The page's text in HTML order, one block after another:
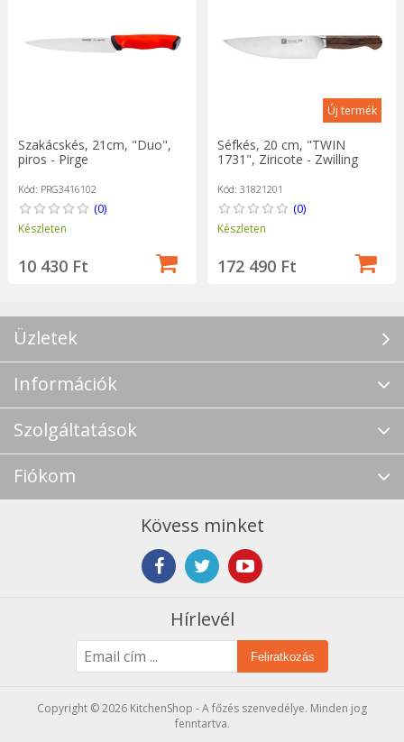
Szakácskés, 21cm, "Duo",
piros - Pirge
Kód: PRG3416102
(0)
Készleten
10 430 Ft
Új termék
Séfkés, 20 cm, "TWIN
1731", Ziricote - Zwilling
Kód: 31821201
(0)
Készleten
172 490 Ft
Üzletek
Információk
Szolgáltatások
Fiókom
Kövess minket
Hírlevél
Feliratkozás
Copyright © 2026 KitchenShop - A főzés szenvedélye. Minden jog
fenntartva.